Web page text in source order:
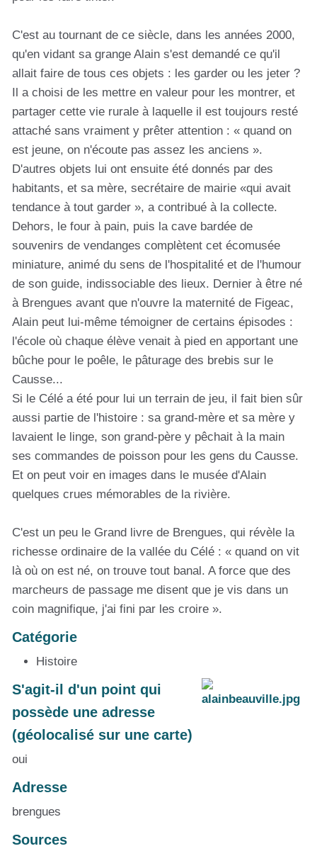
C'est au tournant de ce siècle, dans les années 2000,
qu'en vidant sa grange Alain s'est demandé ce qu'il
allait faire de tous ces objets : les garder ou les jeter ?
Il a choisi de les mettre en valeur pour les montrer, et
partager cette vie rurale à laquelle il est toujours resté
attaché sans vraiment y prêter attention : « quand on
est jeune, on n'écoute pas assez les anciens ».
D'autres objets lui ont ensuite été donnés par des
habitants, et sa mère, secrétaire de mairie «qui avait
tendance à tout garder », a contribué à la collecte.
Dehors, le four à pain, puis la cave bardée de
souvenirs de vendanges complètent cet écomusée
miniature, animé du sens de l'hospitalité et de l'humour
de son guide, indissociable des lieux. Dernier à être né
à Brengues avant que n'ouvre la maternité de Figeac,
Alain peut lui-même témoigner de certains épisodes :
l'école où chaque élève venait à pied en apportant une
bûche pour le poêle, le pâturage des brebis sur le
Causse...
Si le Célé a été pour lui un terrain de jeu, il fait bien sûr
aussi partie de l'histoire : sa grand-mère et sa mère y
lavaient le linge, son grand-père y pêchait à la main
ses commandes de poisson pour les gens du Causse.
Et on peut voir en images dans le musée d'Alain
quelques crues mémorables de la rivière.
C'est un peu le Grand livre de Brengues, qui révèle la
richesse ordinaire de la vallée du Célé : « quand on vit
là où on est né, on trouve tout banal. A force que des
marcheurs de passage me disent que je vis dans un
coin magnifique, j'ai fini par les croire ».
Catégorie
Histoire
S'agit-il d'un point qui
possède une adresse
(géolocalisé sur une carte)
oui
Adresse
brengues
Sources